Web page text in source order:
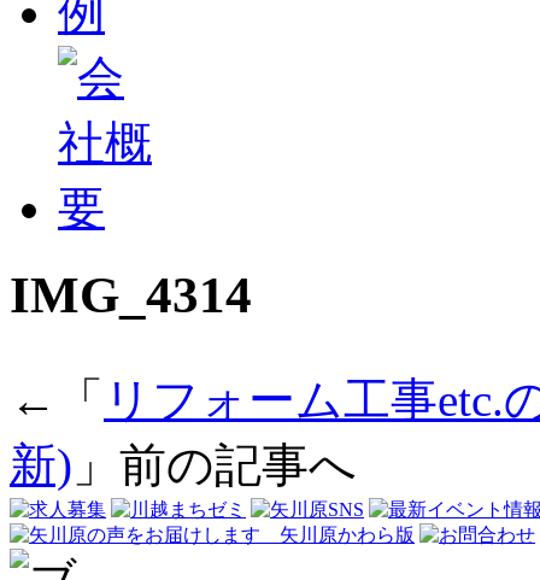
IMG_4314
←「 リフォーム工事etc.
新) 」前の記事へ